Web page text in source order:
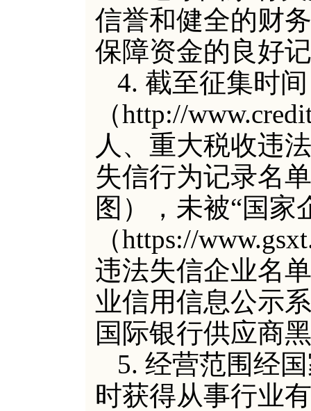
信誉和健全的财
保障资金的良好
4. 截至征集时
（http://
人、重大税收违
失信行为记录名
图），未被“国
（https://
违法失信企业名
业信用信息公示
国际银行供应商
5. 经营范围经
时获得从事行业